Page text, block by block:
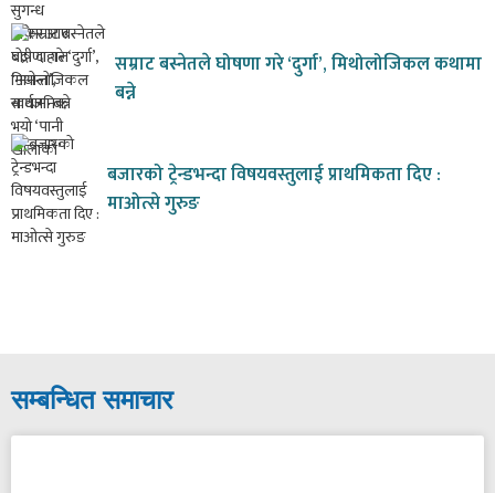
सम्राट बस्नेतले घोषणा गरे ‘दुर्गा’, मिथोलोजिकल कथामा
बन्ने
बजारको ट्रेन्डभन्दा विषयवस्तुलाई प्राथमिकता दिए :
माओत्से गुरुङ
सम्बन्धित समाचार